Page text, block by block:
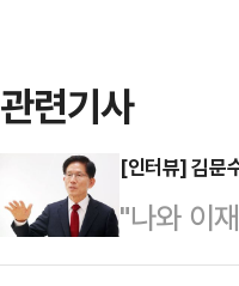
관련기사
[인터뷰] 김문
"나와 이
(제 경쟁